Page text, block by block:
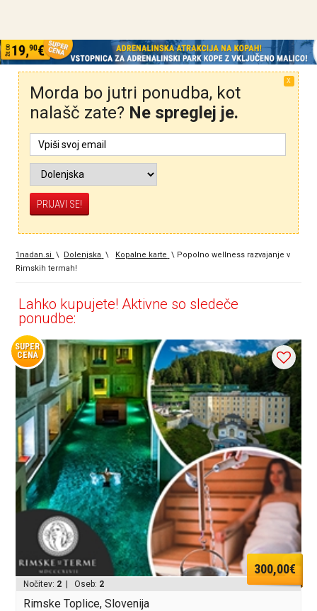
X
Morda bo jutri ponudba, kot
nalašč zate? Ne spreglej je.
1nadan.si \ Dolenjska \ Kopalne karte \ Popolno wellness razvajanje v
Rimskih termah!
Lahko kupujete! Aktivne so sledeče
ponudbe:
SUPER
CENA
300,00€
Nočitev: 2 | Oseb: 2
Rimske Toplice, Slovenija